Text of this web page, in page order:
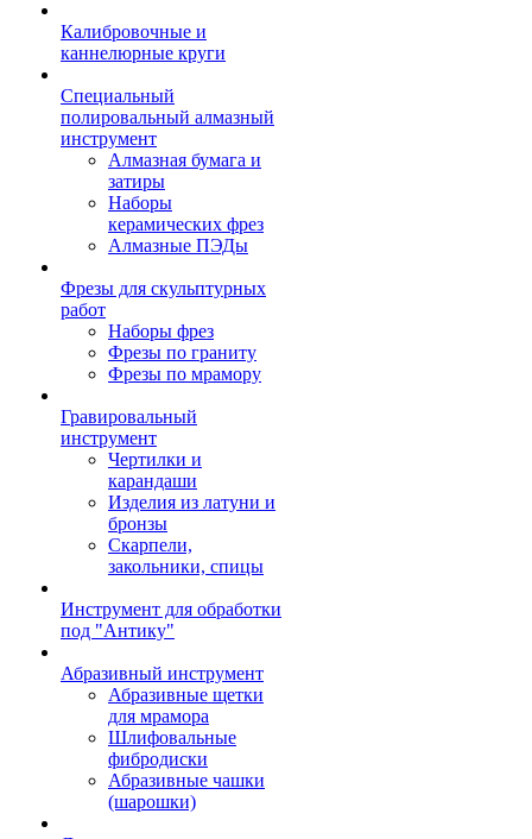
Калибровочные и
каннелюрные круги
Специальный
полировальный алмазный
инструмент
Алмазная бумага и
затиры
Наборы
керамических фрез
Алмазные ПЭДы
Фрезы для скульптурных
работ
Наборы фрез
Фрезы по граниту
Фрезы по мрамору
Гравировальный
инструмент
Чертилки и
карандаши
Изделия из латуни и
бронзы
Скарпели,
закольники, спицы
Инструмент для обработки
под "Антику"
Абразивный инструмент
Абразивные щетки
для мрамора
Шлифовальные
фибродиски
Абразивные чашки
(шарошки)